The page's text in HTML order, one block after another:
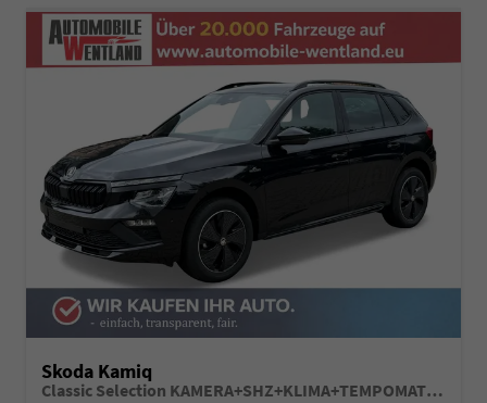
Skoda Kamiq
Classic Selection KAMERA+SHZ+KLIMA+TEMPOMAT+LED+16" LM